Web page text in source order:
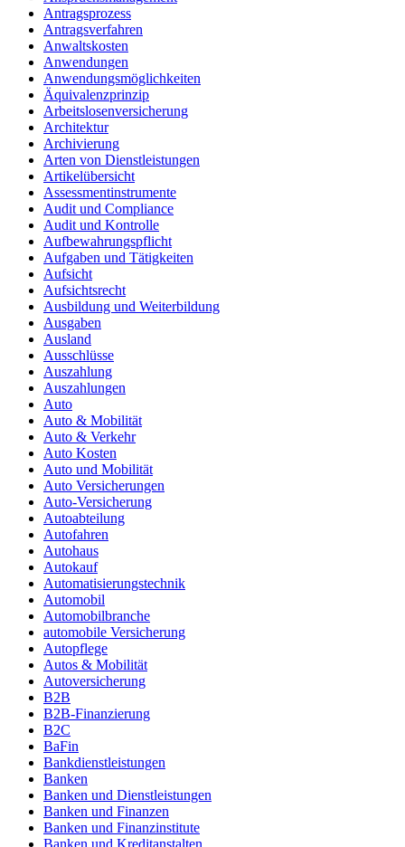
Antragsprozess
Antragsverfahren
Anwaltskosten
Anwendungen
Anwendungsmöglichkeiten
Äquivalenzprinzip
Arbeitslosenversicherung
Architektur
Archivierung
Arten von Dienstleistungen
Artikelübersicht
Assessmentinstrumente
Audit und Compliance
Audit und Kontrolle
Aufbewahrungspflicht
Aufgaben und Tätigkeiten
Aufsicht
Aufsichtsrecht
Ausbildung und Weiterbildung
Ausgaben
Ausland
Ausschlüsse
Auszahlung
Auszahlungen
Auto
Auto & Mobilität
Auto & Verkehr
Auto Kosten
Auto und Mobilität
Auto Versicherungen
Auto-Versicherung
Autoabteilung
Autofahren
Autohaus
Autokauf
Automatisierungstechnik
Automobil
Automobilbranche
automobile Versicherung
Autopflege
Autos & Mobilität
Autoversicherung
B2B
B2B-Finanzierung
B2C
BaFin
Bankdienstleistungen
Banken
Banken und Dienstleistungen
Banken und Finanzen
Banken und Finanzinstitute
Banken und Kreditanstalten